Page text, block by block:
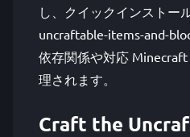
し、クイックインストー
uncraftable-items-and-
依存関係や対応
理されます。
Craft the